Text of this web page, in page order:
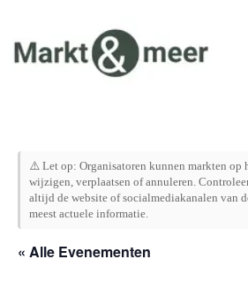
inhoud
⚠️ Let op: Organisatoren kunnen markten op
wijzigen, verplaatsen of annuleren.
altijd de website of socialmediakanalen van
meest actuele informatie.
« Alle Evenementen